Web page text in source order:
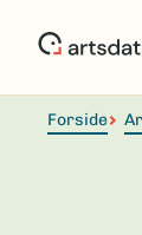
Forside